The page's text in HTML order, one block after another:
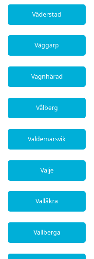
Väderstad
Väggarp
Vagnhärad
Vålberg
Valdemarsvik
Valje
Vallåkra
Vallberga